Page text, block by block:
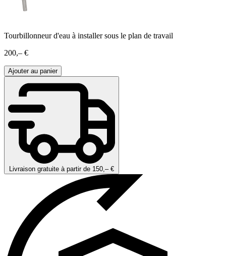
Tourbillonneur d'eau à installer sous le plan de travail
200,– €
Ajouter au panier
Livraison gratuite à partir de 150,– €